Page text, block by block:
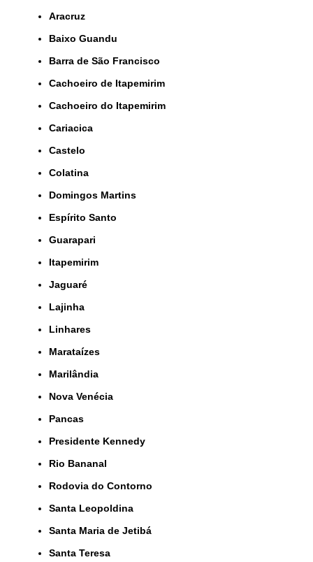
Aracruz
Baixo Guandu
Barra de São Francisco
Cachoeiro de Itapemirim
Cachoeiro do Itapemirim
Cariacica
Castelo
Colatina
Domingos Martins
Espírito Santo
Guarapari
Itapemirim
Jaguaré
Lajinha
Linhares
Marataízes
Marilândia
Nova Venécia
Pancas
Presidente Kennedy
Rio Bananal
Rodovia do Contorno
Santa Leopoldina
Santa Maria de Jetibá
Santa Teresa